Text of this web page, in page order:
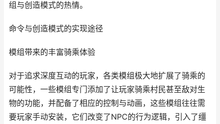
组与创造模式的热情。
命令与创造模式的实现途径
模组带来的丰富骑乘体验
对于追求深度互动的玩家，各类模组极大地扩展了骑乘的
可能性，一些模组专门添加了让玩家骑乘村民甚至敌对生
物的功能，并配备了相应的控制与动画，这些模组往往需
要玩家手动安装，它们改变了NPC的行为逻辑，引入了缰